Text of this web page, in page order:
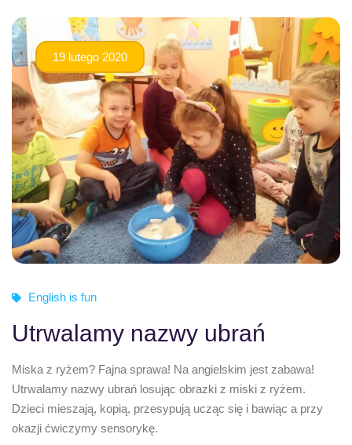
19 lutego 2020
English is fun
Utrwalamy nazwy ubrań
Miska z ryżem? Fajna sprawa! Na angielskim jest zabawa!
Utrwalamy nazwy ubrań losując obrazki z miski z ryżem.
Dzieci mieszają, kopią, przesypują ucząc się i bawiąc a przy
okazji ćwiczymy sensorykę.